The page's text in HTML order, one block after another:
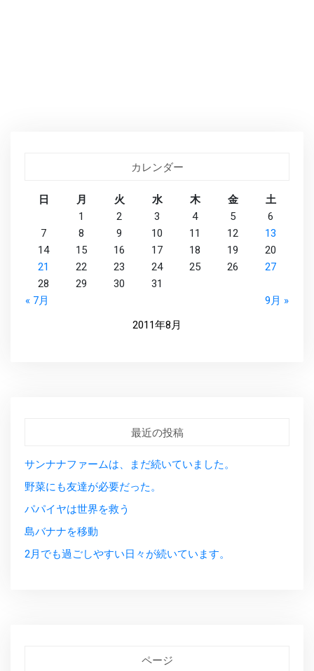
っ
と
カレンダー
2011年8月
日 月 火 水 木 金 土
« 7月 9月 »
1 2 3 4 5
6
7
8 9 10 11 12
13
14
15 16 17 18 19
20
21
22 23 24 25 26
27
28
29 30 31
最近の投稿
サンナナファームは、まだ続いていました。
野菜にも友達が必要だった。
パパイヤは世界を救う
島バナナを移動
2月でも過ごしやすい日々が続いています。
ページ